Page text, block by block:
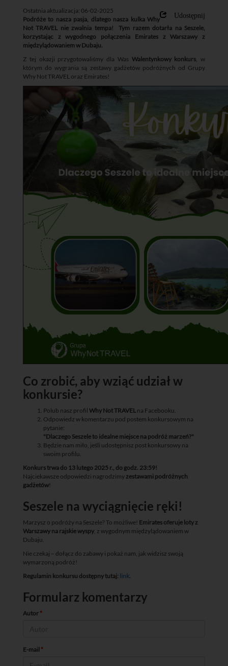
Ostatnia aktualizacja: 06-02-2025 Udostępnij
Podróże to nasza pasja, dlatego nasza kulka Why
Not TRAVEL nie zwalnia tempa! Tym razem dotarła na Seszele,
korzystając z wygodnego połączenia Emirates z Warszawy z
międzylądowaniem w Dubaju.
Z tej okazji przygotowaliśmy dla Was Walentynkowy konkurs, w
którym do wygrania są zestawy gadżetów podróżnych od Grupy
Why Not TRAVEL oraz Emirates!
Co zrobić, aby wziąć udział w
konkursie?
Polub nasz profil Why Not TRAVEL na Facebooku.
Odpowiedz w komentarzu pod postem konkursowym na
pytanie:
"Dlaczego Seszele to idealne miejsce na podróż marzeń?"
Będzie nam miło, jeśli udostępnisz post konkursowy na
swoim profilu.
Konkurs trwa do 13 lutego 2025 r., do godz. 23:59!
Najciekawsze odpowiedzi nagrodzimy zestawami podróżnych
gadżetów!
Seszele na wyciągnięcie ręki!
Marzysz o podróży na Seszele? To możliwe! Emirates oferuje loty z
Warszawy na rajskie wyspy, z wygodnym międzylądowaniem w
Dubaju.
Nie czekaj – dołącz do zabawy i pokaż nam, jak widzisz swoją
wymarzoną podróż!
Regulamin konkursu dostępny tutaj: link.
Formularz komentarzy
Autor *
E-mail *